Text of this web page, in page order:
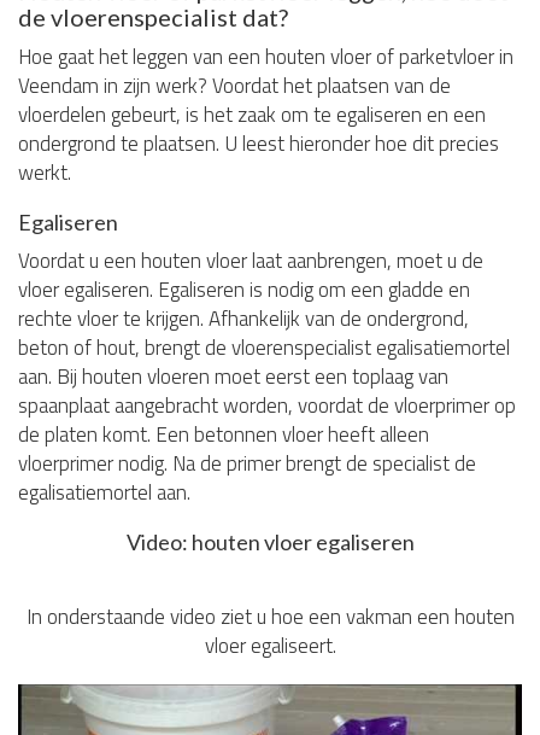
de vloerenspecialist dat?
Hoe gaat het leggen van een houten vloer of parketvloer in
Veendam in zijn werk? Voordat het plaatsen van de
vloerdelen gebeurt, is het zaak om te egaliseren en een
ondergrond te plaatsen. U leest hieronder hoe dit precies
werkt.
Egaliseren
Voordat u een houten vloer laat aanbrengen, moet u de
vloer egaliseren. Egaliseren is nodig om een gladde en
rechte vloer te krijgen. Afhankelijk van de ondergrond,
beton of hout, brengt de vloerenspecialist egalisatiemortel
aan. Bij houten vloeren moet eerst een toplaag van
spaanplaat aangebracht worden, voordat de vloerprimer op
de platen komt. Een betonnen vloer heeft alleen
vloerprimer nodig. Na de primer brengt de specialist de
egalisatiemortel aan.
Video: houten vloer egaliseren
In onderstaande video ziet u hoe een vakman een houten
vloer egaliseert.